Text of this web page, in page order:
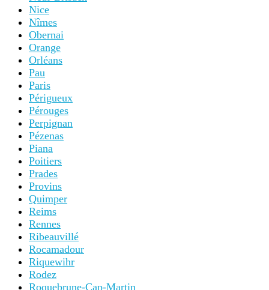
Nice
Nîmes
Obernai
Orange
Orléans
Pau
Paris
Périgueux
Pérouges
Perpignan
Pézenas
Piana
Poitiers
Prades
Provins
Quimper
Reims
Rennes
Ribeauvillé
Rocamadour
Riquewihr
Rodez
Roquebrune-Cap-Martin